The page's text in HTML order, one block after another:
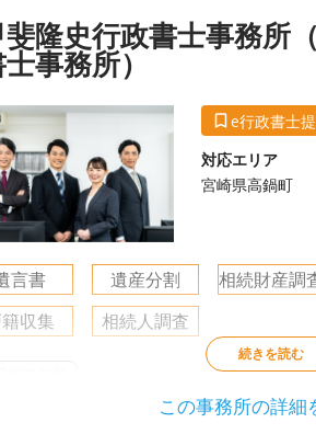
斐隆史行政書士事務所
事務所）
e行政書士
対応エリア
宮崎県高鍋町
言書 遺産分割 相続財産調
籍収集
相続人調査
この事務所の詳細